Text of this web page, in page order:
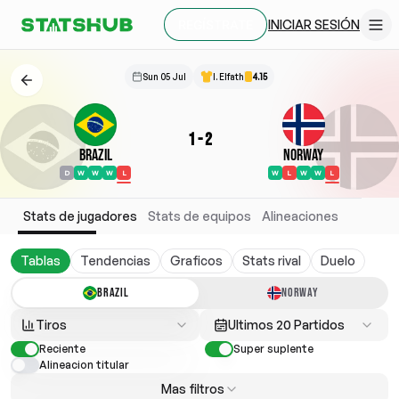
INICIAR SESIÓN
Sun 05 Jul I. Elfath 4.15
Brazil
D W W W L
1-2
Norway
W L W W L
Stats de jugadores Stats de equipos Alineaciones
Tablas Tendencias Graficos Stats rival Duelo
BRAZIL NORWAY
Tiros Ultimos 20 Partidos
Reciente
Super suplente
Alineacion titular
Mas filtros